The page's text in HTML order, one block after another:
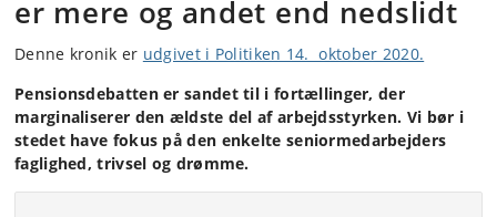
er mere og andet end nedslidt
Denne kronik er udgivet i Politiken 14. oktober 2020.
Pensionsdebatten er sandet til i fortællinger, der
marginaliserer den ældste del af arbejdsstyrken. Vi bør i
stedet have fokus på den enkelte seniormedarbejders
faglighed, trivsel og drømme.